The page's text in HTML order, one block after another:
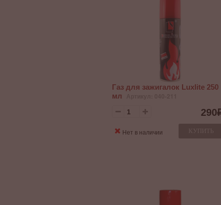
Газ для зажигалок Luxlite 250
мл
290
КУПИТЬ
Нет в наличии